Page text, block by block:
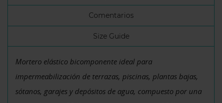
Comentarios
Size Guide
Mortero elástico bicomponente ideal para
impermeabilización de terrazas, piscinas, plantas bajas,
sótanos, garajes y depósitos de agua, compuesto por una